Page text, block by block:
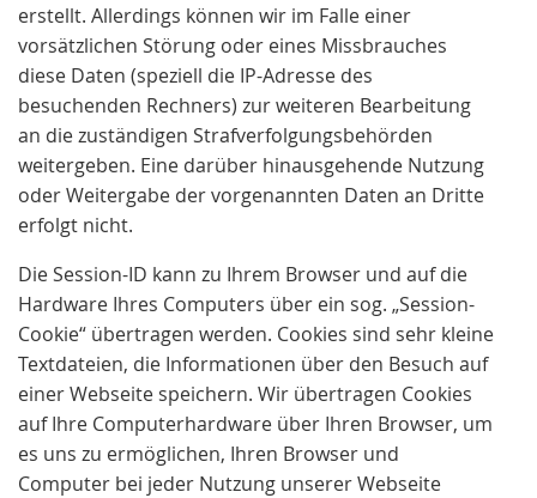
erstellt. Allerdings können wir im Falle einer
vorsätzlichen Störung oder eines Missbrauches
diese Daten (speziell die IP-Adresse des
besuchenden Rechners) zur weiteren Bearbeitung
an die zuständigen Strafverfolgungsbehörden
weitergeben. Eine darüber hinausgehende Nutzung
oder Weitergabe der vorgenannten Daten an Dritte
erfolgt nicht.
Die Session-ID kann zu Ihrem Browser und auf die
Hardware Ihres Computers über ein sog. „Session-
Cookie“ übertragen werden. Cookies sind sehr kleine
Textdateien, die Informationen über den Besuch auf
einer Webseite speichern. Wir übertragen Cookies
auf Ihre Computerhardware über Ihren Browser, um
es uns zu ermöglichen, Ihren Browser und
Computer bei jeder Nutzung unserer Webseite